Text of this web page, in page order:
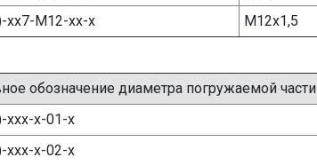
хх7-М12-хх-х
М12х1,5
обозначение диаметра погружаемой части
ххх-х-01-х
ххх-х-02-х